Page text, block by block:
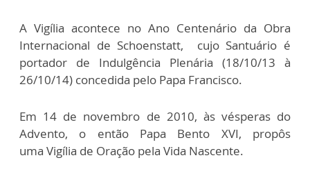
A Vigília acontece no Ano Centenário da Obra
Internacional de Schoenstatt, cujo Santuário é
portador de Indulgência Plenária (18/10/13 à
26/10/14) concedida pelo Papa Francisco.
Em 14 de novembro de 2010, às vésperas do
Advento, o então Papa Bento XVI, propôs
uma Vigília de Oração pela Vida Nascente.